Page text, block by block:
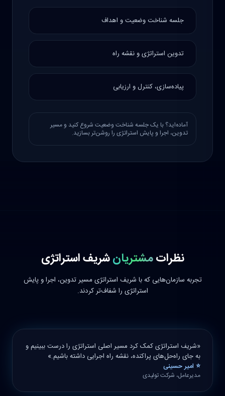
جلسه شناخت وضعیت و اهداف
تدوین استراتژی و نقشه راه
پیاده‌سازی، کنترل و ارزیابی
آماده‌اید؟ با یک جلسه شناخت وضعیت شروع کنید و مسیر
تدوین، اجرا و پایش استراتژی را روشن‌تر بسازید.
نظراتمشتریانشریف استراتژی
تجربه سازمان‌هایی که با شریف استراتژی مسیر تدوین، اجرا و پایش
استراتژی را شفاف‌تر کردند.
«شریف استراتژی کمک کرد مسیر اصلی استراتژی را درست ببینیم و
به جای راه‌حل‌های پراکنده، نقشه راه اجرایی داشته باشیم.»
⭐ امیر حسینی
مدیرعامل، شرکت تولیدی